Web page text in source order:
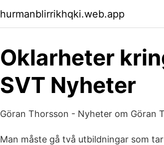
hurmanblirrikhqki.web.app
Oklarheter
SVT Nyheter
Göran Thorsson - Nyheter om Göran
Man måste gå två utbildningar som